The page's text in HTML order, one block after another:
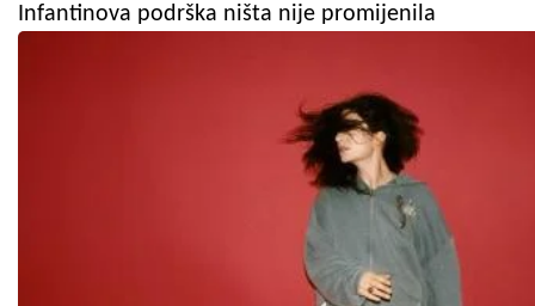
Infantinova podrška ništa nije promijenila